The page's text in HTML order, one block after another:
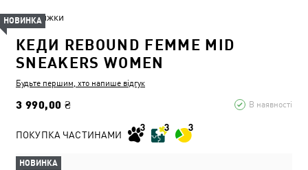
Знижки
КЕДИ REBOUND FEMME MID
SNEAKERS WOMEN
Будьте першим, хто напише відгук
3 990,00 ₴ В наявності
НОВИНКА
ПОКУПКА ЧАСТИНАМИ
НОВИНКА